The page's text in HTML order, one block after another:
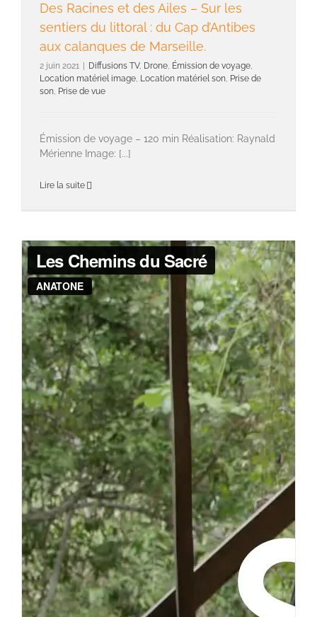
Des Racines et des Ailes – Sur les
sentiers du littoral : du Cap d’Antibes
aux calanques de Marseille.
2 juin 2021 Diffusions TV, Drone, Émission de voyage,
Location matériel image, Location matériel son, Prise de
son, Prise de vue
Émission de voyage – 120 min Réalisation: Raynald
Mérienne Image: [...]
Lire la suite